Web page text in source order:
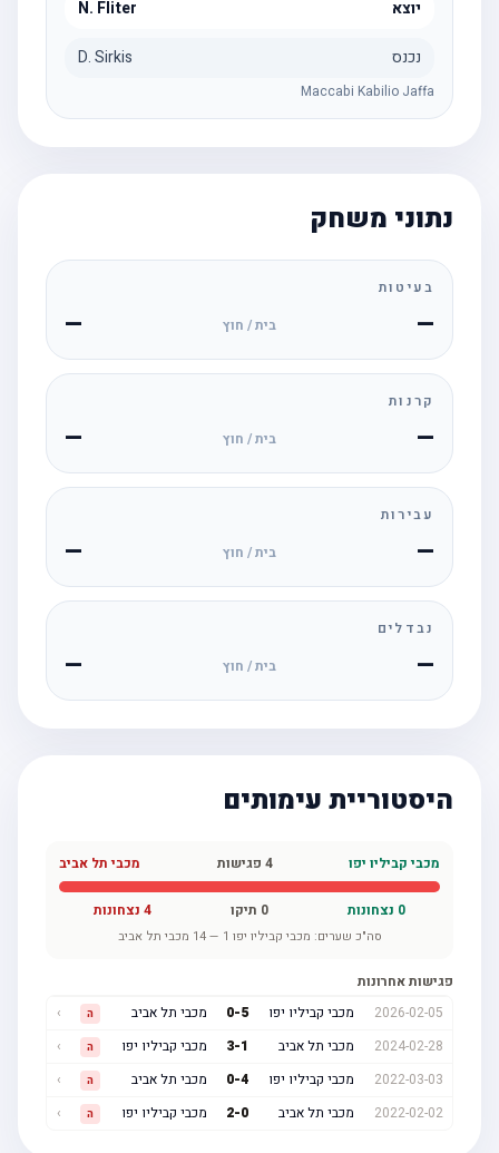
יוצא N. Fliter
נכנס D. Sirkis
Maccabi Kabilio Jaffa
נתוני משחק
בעיטות
— בית / חוץ —
קרנות
— בית / חוץ —
עבירות
— בית / חוץ —
נבדלים
— בית / חוץ —
היסטוריית עימותים
מכבי קביליו יפו פגישות מכבי תל אביב
נצחונות תיקו נצחונות
סה"כ שערים:מכבי קביליו יפו 1
—
14 מכבי תל אביב
פגישות אחרונות
2026-02-05
מכבי קביליו יפו 0- מכבי תל אביב
2024-02-28
מכבי תל אביב 3 מכבי קביליו יפו
2022-03-03
מכבי קביליו יפו 0- מכבי תל אביב
2022-02-02
מכבי תל אביב 2- מכבי קביליו יפו